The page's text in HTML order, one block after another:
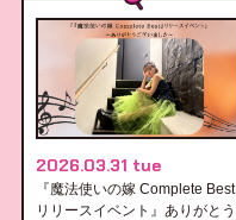
2026.03.31 tue
『魔法使いの嫁 Complete Best
リリースイベント』ありがとう